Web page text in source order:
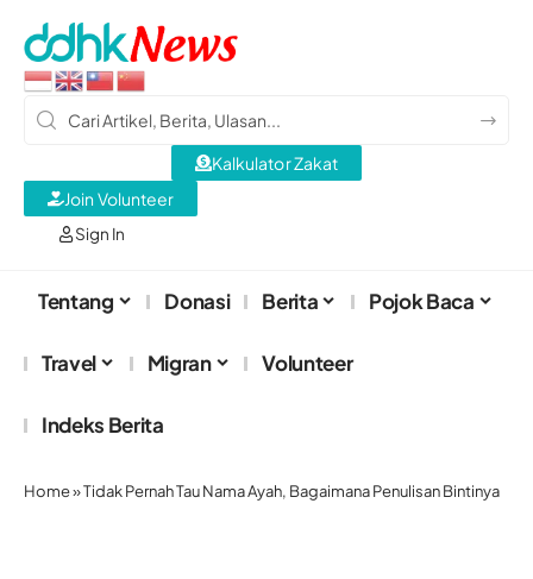
Sign In
Kalkulator Zakat
Join Volunteer
Tentang Donasi Berita Pojok Baca
Travel Migran Volunteer
Indeks Berita
Home»Tidak Pernah Tau Nama Ayah, Bagaimana Penulisan Bintinya